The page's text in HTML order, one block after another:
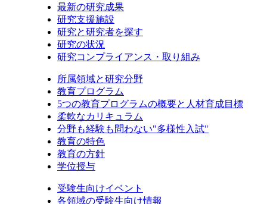
最新の研究成果
研究支援施設
研究と研究者を探す
研究の状況
研究コンプライアンス・取り組み
所属領域と研究分野
教育プログラム
5つの教育プログラムの概要と人材育成目標
柔軟なカリキュラム
分野も経験も問わない"多様性入試"
教育の特色
教育の方針
学位授与
受験生向けイベント
各領域の受験生向け情報